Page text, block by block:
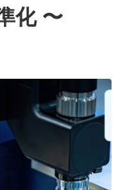
化 〜